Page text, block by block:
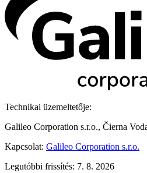
Technikai üzemeltetője:
Galileo Corporation s.r.o., Čierna
Kapcsolat: Galileo Corporation s.r.o.
Legutóbbi frissítés: 7. 8. 2026